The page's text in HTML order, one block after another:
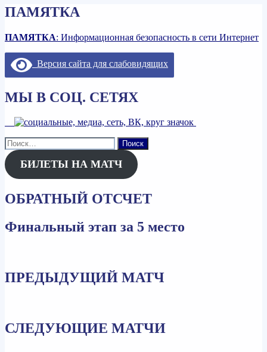
ПАМЯТКА
ПАМЯТКА: Информационная безопасность в сети Интернет
Версия сайта для слабовидящих
МЫ В СОЦ. СЕТЯХ
Найти:
БИЛЕТЫ НА МАТЧ
ОБРАТНЫЙ ОТСЧЕТ
Финальный этап за 5 место
ПРЕДЫДУЩИЙ МАТЧ
СЛЕДУЮЩИЕ МАТЧИ